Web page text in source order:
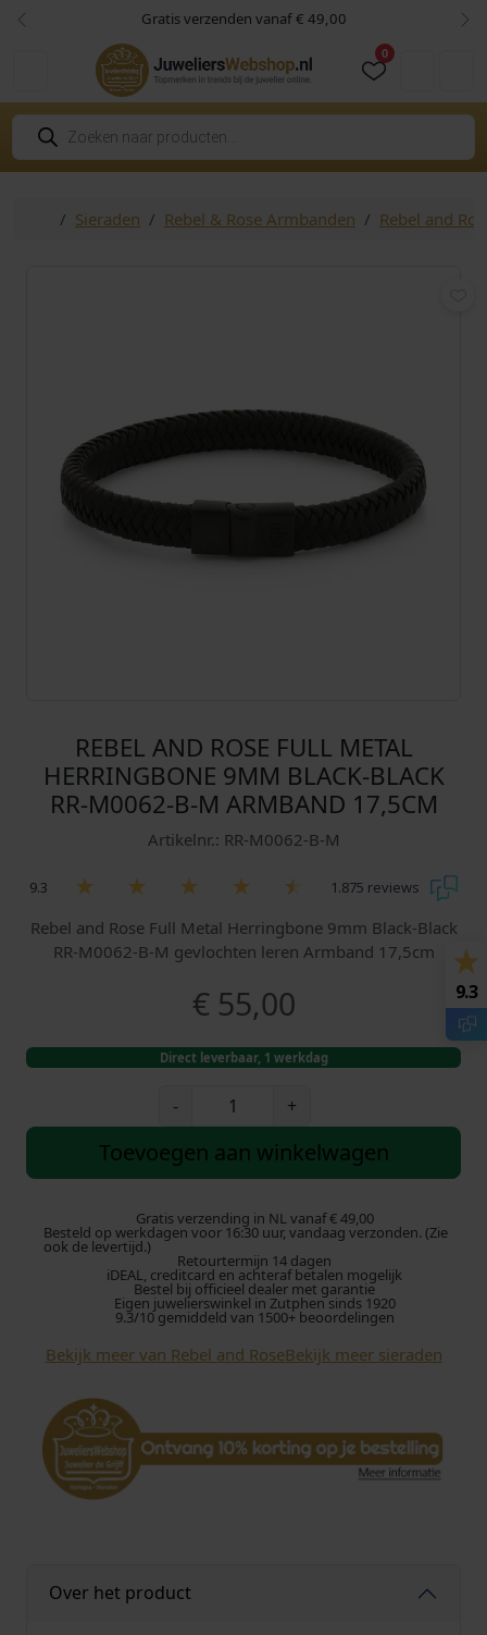
Skip to content
Skip to footer Gratis verzenden vanaf € 49,00
Vorige
0
P
o
d
HomeSieraden Rebel & Rose Armbanden Rebel and
REBEL AND ROSE FULL METAL
HERRINGBONE 9MM BLACK-BLACK
RR-M0062-B-M ARMBAND 17,5CM
Artikelnr.: RR-M0062-B-M
9.3 1.875 reviews
Rebel and Rose Full Metal Herringbone 9mm Black-Black
RR-M0062-B-M gevlochten leren Armband 17,5cm
€55,00
Direct leverbaar, 1 werkdag
-
b
a
n
R
o
e
l
l
H
+
Toevoegen aan winkelwagen
Gratis verzending in NL vanaf € 49,00
Besteld op werkdagen voor 16:30 uur, vandaag verzonden. (Zie
ook de levertijd.)
Retourtermijn 14 dagen
iDEAL, creditcard en achteraf betalen mogelijk
Bestel bij officieel dealer met garantie
Eigen juwelierswinkel in Zutphen sinds 1920
9.3/10 gemiddeld van 1500+ beoordelingen
Bekijk meer van Rebel and RoseBekijk meer sieraden
Over het product
9.3